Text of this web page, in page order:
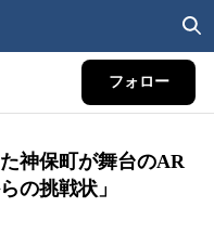
フォロー
神保町が舞台のAR
の挑戦状」